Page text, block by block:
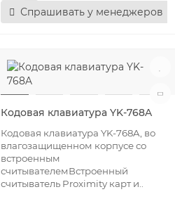
Спрашивать у менеджеров
Кодовая клавиатура YK-768A
Кодовая клавиатура YK-768A, во
влагозащищенном корпусе со
встроенным
считывателемВстроенный
считыватель Proximity карт и..